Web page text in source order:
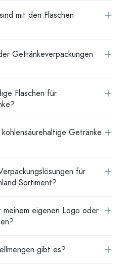
mit den Flaschen
Getränkeverpackungen
Flaschen für
Getränke
für
Sortiment?
meinem eigenen Logo oder
gibt es?